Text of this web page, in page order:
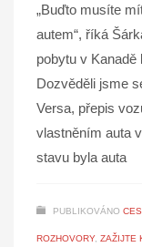
„Buďto musíte
autem“, říká
pobytu v Kanadě
Dozvěděli jsme
Versa, přepis
vlastněním auta
stavu byla auta
PUBLIKOVÁNO
ROZHOVORY, ZAŽIJTE